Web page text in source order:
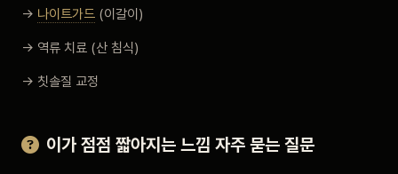
→ 나이트가드 (이갈이)
→ 역류 치료 (산 침식)
→ 칫솔질 교정
이가 점점 짧아지는 느낌 자주 묻는 질문